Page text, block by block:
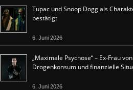
Tupac und Snoop Dogg als
bestätigt
6. Juni 2026
„Maximale Psychose“ – Ex-Frau
Drogenkonsum und finanzielle
6. Juni 2026